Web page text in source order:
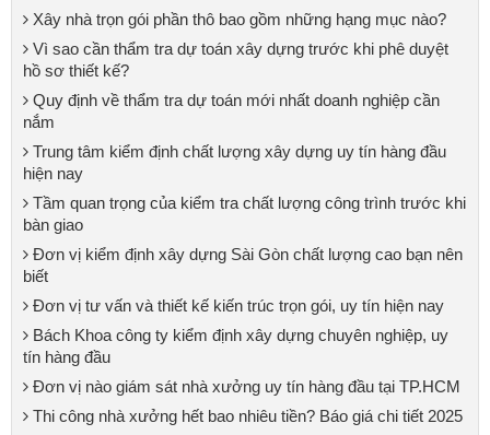
Xây nhà trọn gói phần thô bao gồm những hạng mục nào?
Vì sao cần thẩm tra dự toán xây dựng trước khi phê duyệt
hồ sơ thiết kế?
Quy định về thẩm tra dự toán mới nhất doanh nghiệp cần
nắm
Trung tâm kiểm định chất lượng xây dựng uy tín hàng đầu
hiện nay
Tầm quan trọng của kiểm tra chất lượng công trình trước khi
bàn giao
Đơn vị kiểm định xây dựng Sài Gòn chất lượng cao bạn nên
biết
Đơn vị tư vấn và thiết kế kiến trúc trọn gói, uy tín hiện nay
Bách Khoa công ty kiểm định xây dựng chuyên nghiệp, uy
tín hàng đầu
Đơn vị nào giám sát nhà xưởng uy tín hàng đầu tại TP.HCM
Thi công nhà xưởng hết bao nhiêu tiền? Báo giá chi tiết 2025